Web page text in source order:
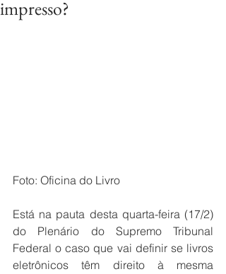
impresso?
Foto: Oficina do Livro
Está na pauta desta quarta-feira (17/2)
do Plenário do Supremo Tribunal
Federal o caso que vai definir se livros
eletrônicos têm direito à mesma